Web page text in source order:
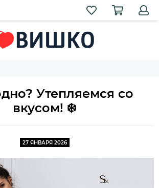
Утепляемся со
вкусом! ❄️
27 ЯНВАРЯ 2026